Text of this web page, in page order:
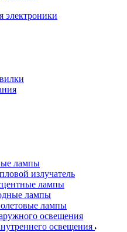
электроники
лампы
излучатель
лампы
лампы
лампы
освещения
освещения